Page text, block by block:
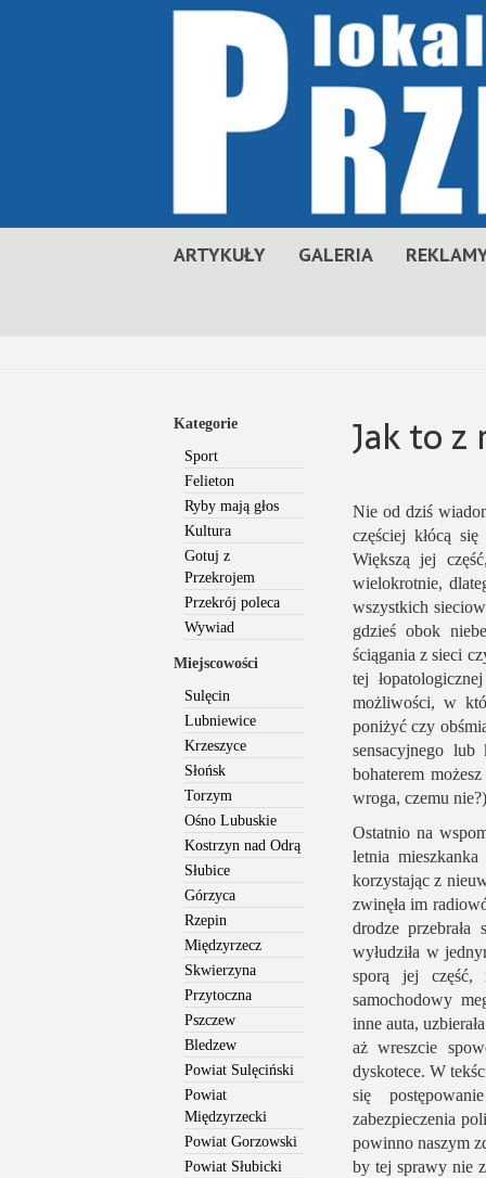
ARTYKUŁY GALERIA
Kategorie
Sport
Felieton
Ryby mają głos
Kultura
Gotuj z
Przekrojem
Przekrój poleca
Wywiad
Miejscowości
Sulęcin
Lubniewice
Krzeszyce
Słońsk
Torzym
Ośno Lubuskie
Kostrzyn nad Odrą
Słubice
Górzyca
Rzepin
Międzyrzecz
Skwierzyna
Przytoczna
Pszczew
Bledzew
Powiat Sulęciński
Powiat
Międzyrzecki
Powiat Gorzowski
Powiat Słubicki
Jak to z
Nie od dziś
częściej kłócą
Większą jej
wielokrotnie,
wszystkich
gdzieś obok
ściągania z sieci
tej
możliwości, w
poniżyć czy
sensacyjnego lub
bohaterem
wroga, czemu nie?)
Ostatnio na
letnia
korzystając z
zwinęła im
drodze
wyłudziła w
sporą jej część,
samochodowy
inne auta,
aż wreszcie
dyskotece. W
się
zabezpieczenia
powinno naszym
by tej sprawy nie